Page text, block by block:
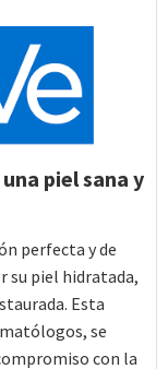
piel sana y
perfecta y de
su piel hidratada,
Esta
se
con la